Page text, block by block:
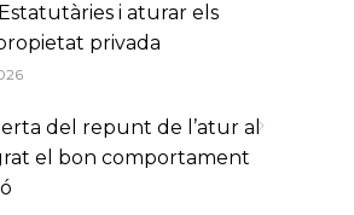
i aturar els
privada
del repunt de l’atur al
el bon comportament